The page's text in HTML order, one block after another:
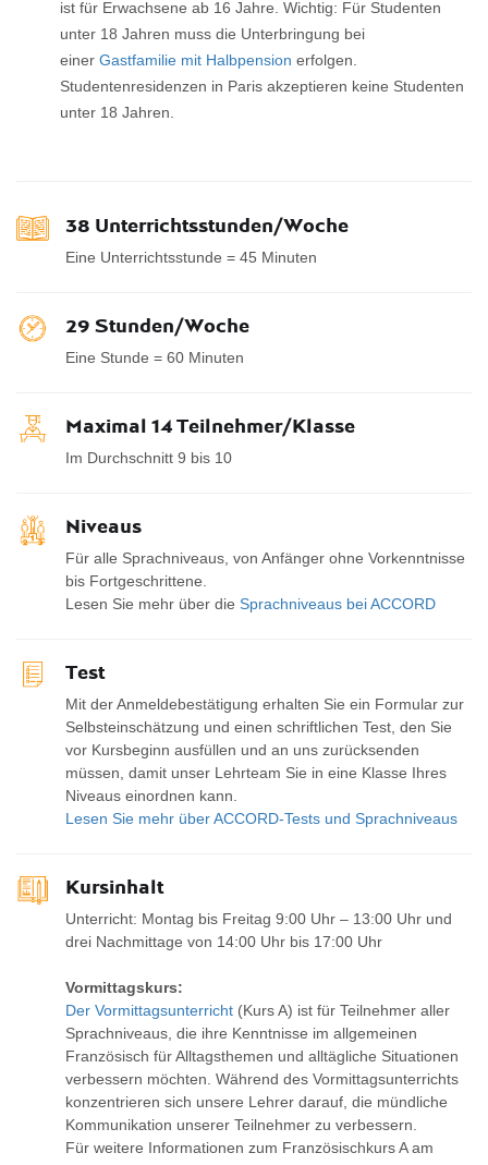
ist für Erwachsene ab 16 Jahre. Wichtig: Für Studenten
unter 18 Jahren muss die Unterbringung bei
einer Gastfamilie mit Halbpension erfolgen.
Studentenresidenzen in Paris akzeptieren keine Studenten
unter 18 Jahren.
38 Unterrichtsstunden/Woche
Eine Unterrichtsstunde = 45 Minuten
29 Stunden/Woche
Eine Stunde = 60 Minuten
Maximal 14 Teilnehmer/Klasse
Im Durchschnitt 9 bis 10
Niveaus
Für alle Sprachniveaus, von Anfänger ohne Vorkenntnisse
bis Fortgeschrittene.
Lesen Sie mehr über die Sprachniveaus bei ACCORD
Test
Mit der Anmeldebestätigung erhalten Sie ein Formular zur
Selbsteinschätzung und einen schriftlichen Test, den Sie
vor Kursbeginn ausfüllen und an uns zurücksenden
müssen, damit unser Lehrteam Sie in eine Klasse Ihres
Niveaus einordnen kann.
Lesen Sie mehr über ACCORD-Tests und Sprachniveaus
Kursinhalt
Unterricht: Montag bis Freitag 9:00 Uhr – 13:00 Uhr und
drei Nachmittage von 14:00 Uhr bis 17:00 Uhr
Vormittagskurs:
Der Vormittagsunterricht (Kurs A) ist für Teilnehmer aller
Sprachniveaus, die ihre Kenntnisse im allgemeinen
Französisch für Alltagsthemen und alltägliche Situationen
verbessern möchten. Während des Vormittagsunterrichts
konzentrieren sich unsere Lehrer darauf, die mündliche
Kommunikation unserer Teilnehmer zu verbessern.
Für weitere Informationen zum Französischkurs A am